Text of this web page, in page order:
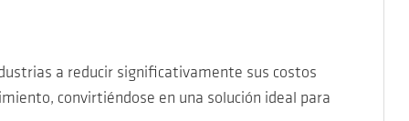
a reducir significativamente sus costos
convirtiéndose en una solución ideal para